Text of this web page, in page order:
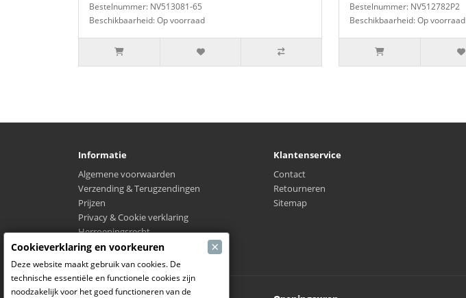
Bestelnummer: NV513081-65
Beschikbaarheid: Op voorraad
Bestelnummer: NV512782P2
Beschikbaarheid: Op voorraad
Informatie
Algemene voorwaarden
Verzending & Terugzendingen
Prijzen
Privacy & Cookie verklaring
Herroepingsrecht
Waar is mijn verzending?
Klantenservice
Contact
Retourneren
Sitemap
Cookieverklaring en voorkeuren ×
Deze website maakt gebruik van cookies. De
technische essentiële en functionele cookies zijn
noodzakelijk voor het goed functioneren van de